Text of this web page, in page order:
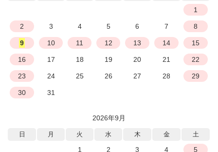
1
2 3 4 5 6 7 8
9 10 11 12 13 14 15
16 17 18 19 20 21 22
23 24 25 26 27 28 29
30 31
2026年9月
日 月 火 水 木 金 土
1 2 3 4 5